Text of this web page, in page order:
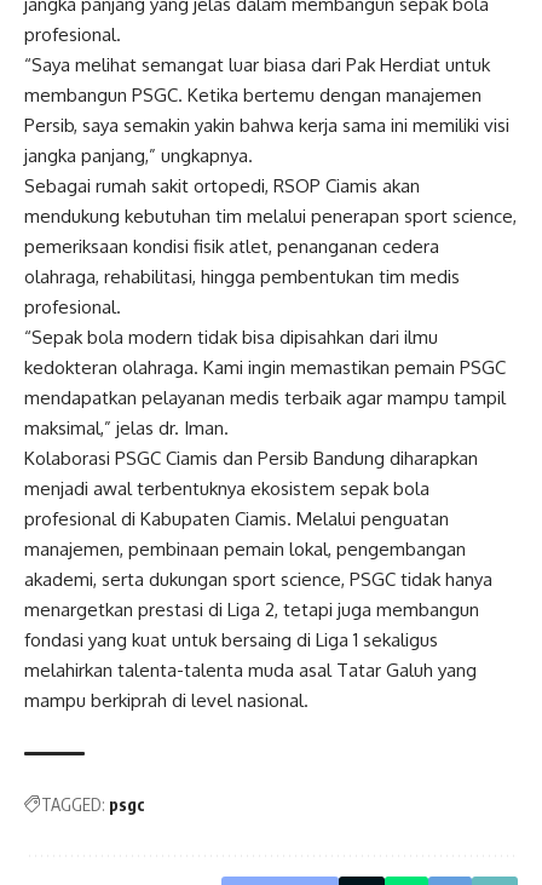
profesional.
“Saya melihat semangat luar biasa dari Pak Herdiat untuk
membangun PSGC. Ketika bertemu dengan manajemen
Persib, saya semakin yakin bahwa kerja sama ini memiliki visi
jangka panjang,” ungkapnya.
Sebagai rumah sakit ortopedi, RSOP Ciamis akan
mendukung kebutuhan tim melalui penerapan sport science,
pemeriksaan kondisi fisik atlet, penanganan cedera
olahraga, rehabilitasi, hingga pembentukan tim medis
profesional.
“Sepak bola modern tidak bisa dipisahkan dari ilmu
kedokteran olahraga. Kami ingin memastikan pemain PSGC
mendapatkan pelayanan medis terbaik agar mampu tampil
maksimal,” jelas dr. Iman.
Kolaborasi PSGC Ciamis dan Persib Bandung diharapkan
menjadi awal terbentuknya ekosistem sepak bola
profesional di Kabupaten Ciamis. Melalui penguatan
manajemen, pembinaan pemain lokal, pengembangan
akademi, serta dukungan sport science, PSGC tidak hanya
menargetkan prestasi di Liga 2, tetapi juga membangun
fondasi yang kuat untuk bersaing di Liga 1 sekaligus
melahirkan talenta-talenta muda asal Tatar Galuh yang
mampu berkiprah di level nasional.
TAGGED: psgc